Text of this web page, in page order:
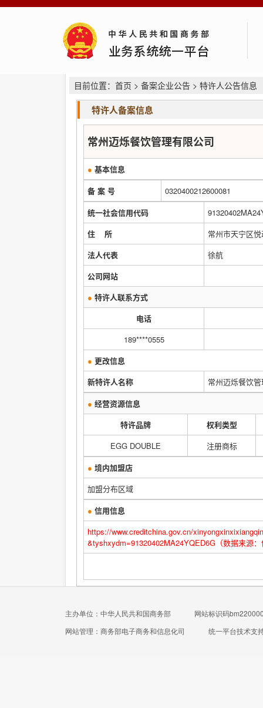
目前位置： 首页 > 备案企业公告 > 特许人公告信息
特许人备案信息
常州迈烁餐饮管理有限公司
● 基本信息
备 案 号
0320400212600081
统一社会信用代码
住 所
常州市天宁区
法人代表
徐航
公司网站
● 特许人联系方式
电话
189****0555
● 更改信息
新特许人名称
常州迈烁餐饮
● 经营资源信息
特许品牌
权利类型
EGG DOUBLE
注册商标
● 境内加盟店
加盟分布区域
● 信用信息
https://www.creditchina.gov.cn/
&tyshxydm=91320402MA24YQED6G（数据来源
主办单位：中华人民共和国商务部
网站标识码
网站管理：商务部电子商务和信息化司
统一平台技术支